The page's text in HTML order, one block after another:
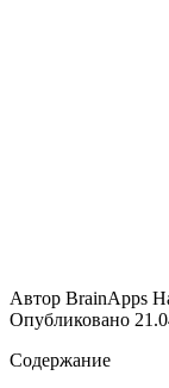
Автор BrainApps
Опубликовано
Содержание